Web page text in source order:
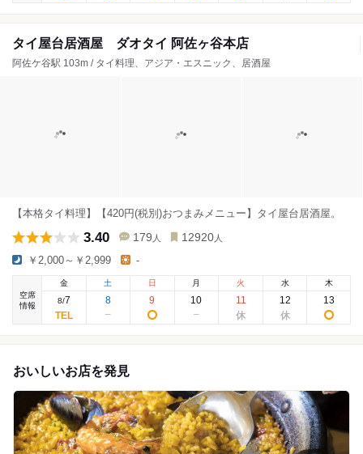
タイ屋台居酒屋 ダオタイ 阿佐ヶ谷本店
阿佐ケ谷駅 103m / タイ料理、アジア・エスニック、居酒屋
【本格タイ料理】【420円(税別)おつまみメニュー】タイ屋台居酒屋。
3.40 179 人 12920 人
￥2,000～￥2,999 -
空席
情報
金
8/7
土
8
日
9
月
10
火
11
水
12
木
13
おいしいお店を発見